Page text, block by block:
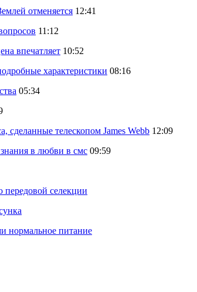
отменяется 12:41
11:12
впечатляет 10:52
характеристики 08:16
05:34
сделанные телескопом James Webb 12:09
в любви в смс 09:59
селекции
нормальное питание